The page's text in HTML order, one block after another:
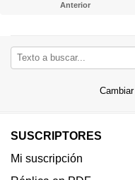
Anterior
SUSCRIPTORES
Mi suscripción